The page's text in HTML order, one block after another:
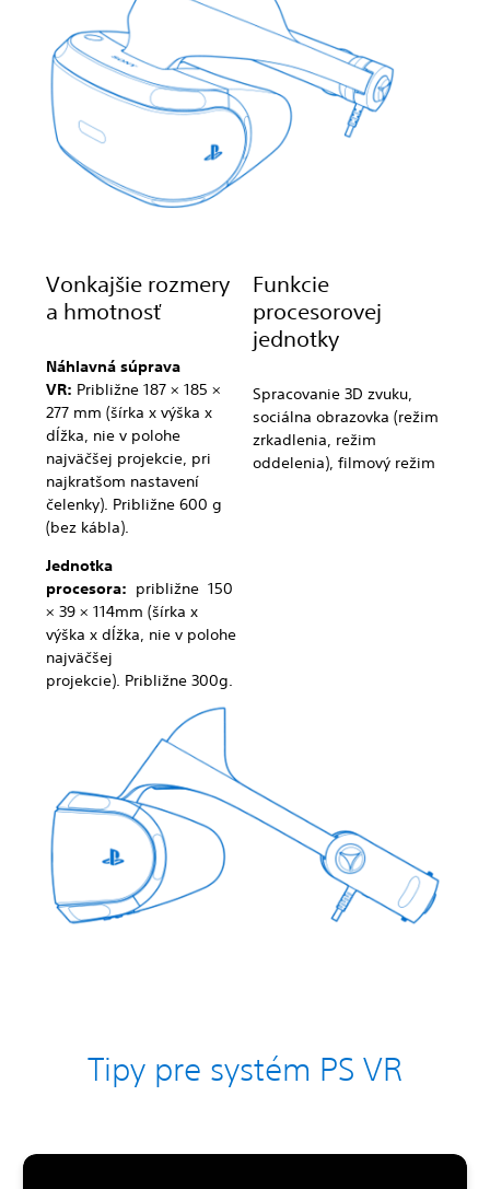
Vonkajšie rozmery
a hmotnosť
Náhlavná súprava
VR: Približne 187 × 185 ×
277 mm (šírka x výška x
dĺžka, nie v polohe
najväčšej projekcie, pri
najkratšom nastavení
čelenky). Približne 600 g
(bez kábla).
Jednotka
procesora: približne 150
× 39 × 114mm (šírka x
výška x dĺžka, nie v polohe
najväčšej
projekcie). Približne 300g.
Funkcie
procesorovej
jednotky
Spracovanie 3D zvuku,
sociálna obrazovka (režim
zrkadlenia, režim
oddelenia), filmový režim
Tipy pre systém PS VR